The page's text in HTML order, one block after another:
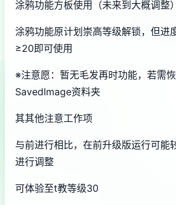
涂鸦功能方板使用（未来到大概调整）
涂鸦功能原计划崇高等级解锁，但进
≥20即可使用
※注意愿 ：暂无毛发再时功能，若需
SavedImage资料夹
其其他注意工作项
与前进行相比，在前升级版运行可能
进行调整
可体验至t教等级30